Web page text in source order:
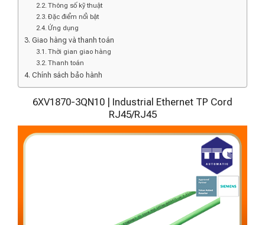
Thông số kỹ thuật
Đặc điểm nổi bật
Ứng dụng
Giao hàng và thanh toán
Thời gian giao hàng
Thanh toán
Chính sách bảo hành
6XV1870-3QN10 | Industrial Ethernet TP Cord
RJ45/RJ45